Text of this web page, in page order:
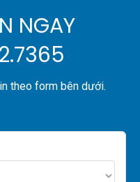
NGAY
theo form bên dưới.